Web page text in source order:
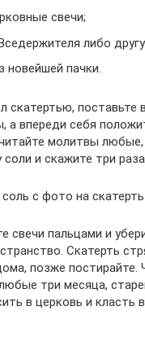
свечи;
либо
новейшей пачки.
скатертью, поставьте
а впереди себя
молитвы любые,
и скажите три
с фото на
свечи пальцами и
Скатерть
позже постирайте.
три месяца,
в церковь и класть